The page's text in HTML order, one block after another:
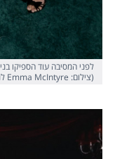
לפני המסיבה עוד הספיקו
(צילום: Emma McIntyre לגטי אימג'ס)